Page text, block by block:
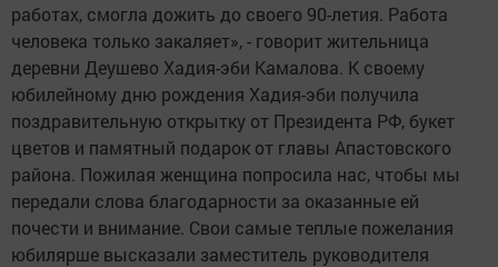
работах, смогла дожить до своего 90-летия. Работа
человека только закаляет», - говорит жительница
деревни Деушево Хадия-эби Камалова. К своему
юбилейному дню рождения Хадия-эби получила
поздравительную открытку от Президента РФ, букет
цветов и памятный подарок от главы Апастовского
района. Пожилая женщина попросила нас, чтобы мы
передали слова благодарности за оказанные ей
почести и внимание. Свои самые теплые пожелания
юбилярше высказали заместитель руководителя